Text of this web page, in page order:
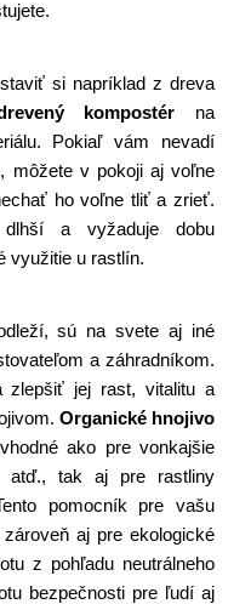
si napríklad z dreva
kompostér na
Pokiaľ vám nevadí
môžete v pokoji aj voľne
ho voľne tliť a zrieť.
a vyžaduje dobu
využitie u rastlín.
sú na svete aj iné
a záhradníkom.
zlepšiť jej rast, vitalitu a
Organické hnojivo
ako pre vonkajšie
atď., tak aj pre rastliny
pomocník pre vašu
aj pre ekologické
z pohľadu neutrálneho
bezpečnosti pre ľudí aj